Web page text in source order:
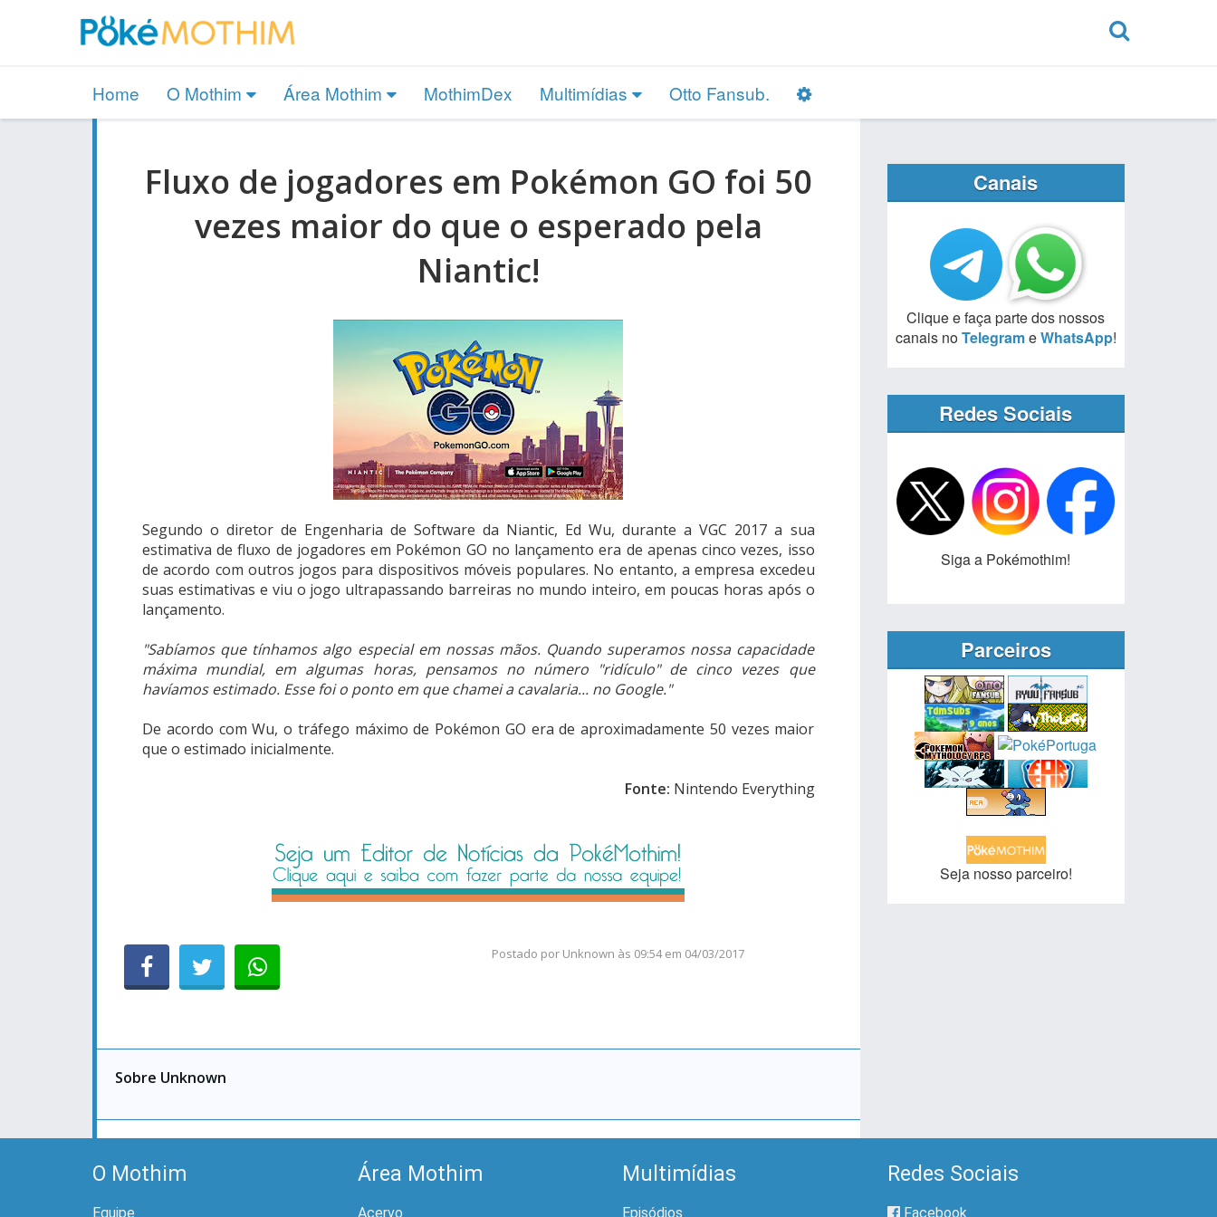
Home O Mothim Área Mothim MothimDex Multimídias Otto Fansub.
Fluxo de jogadores em Pokémon GO foi 50
vezes maior do que o esperado pela
Niantic!
Segundo o diretor de Engenharia de Software da Niantic, Ed Wu, durante a VGC 2017 a sua
estimativa de fluxo de jogadores em Pokémon GO no lançamento era de apenas cinco vezes, isso
de acordo com outros jogos para dispositivos móveis populares. No entanto, a empresa excedeu
suas estimativas e viu o jogo ultrapassando barreiras no mundo inteiro, em poucas horas após o
lançamento.
"Sabíamos que tínhamos algo especial em nossas mãos. Quando superamos nossa capacidade
máxima mundial, em algumas horas, pensamos no número "ridículo" de cinco vezes que
havíamos estimado. Esse foi o ponto em que chamei a cavalaria... no Google."
De acordo com Wu, o tráfego máximo de Pokémon GO era de aproximadamente 50 vezes maior
que o estimado inicialmente.
Fonte: Nintendo Everything
Postado por Unknown às 09:54 em 04/03/2017
Sobre Unknown
Canais
Clique e faça parte dos nossos
canais noTelegrameWhatsApp!
Redes Sociais
Siga a Pokémothim!
Parceiros
Seja nosso parceiro!
O Mothim
Equipe
Área Mothim
Acervo
Multimídias
Episódios
Redes Sociais
Facebook